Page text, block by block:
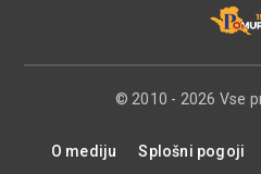
© 2010 - 2026 Vse
O mediju Splošni pogoji